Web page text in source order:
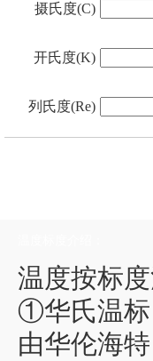
摄氏度(C)
开氏度(K)
列氏度(Re)
温度按标
①华氏温标
由华伦海